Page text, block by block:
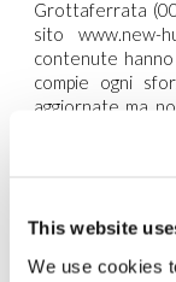
This website
We use cookies
Grottaferrata
sito www.new-
contenute
compie ogni
aggiornate ma
completezza
si riserva di
New Humanity
humanity.org.